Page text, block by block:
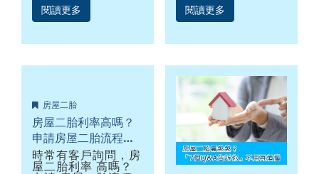
的回覆，優利貸便常
收到這方面的詢問，
押貸款常見問題，可
解你最好奇的問題
思？什麼是抵押權？
房屋設定能塗銷嗎？
房屋抵押還能貸款或
買賣嗎？房屋抵押貸
款能找誰幫忙？
閱讀更多 房貸的時候，可能會
遇到一個問題，那就
間設定了，民間設定
會被銀行拒絕，導致
申請失敗呢？民間設
定房貸會不會很麻
煩，我該注意什麼？
有誰可以幫我協助辦
理呢？就讓貸款整合
公司來告訴你吧！
閱讀更多
房屋二胎
房屋二胎利率高嗎？
申請房屋二胎流程有
哪些，有什麼風險
嗎？
時常有客戶詢問，房
屋二胎利率 高嗎？